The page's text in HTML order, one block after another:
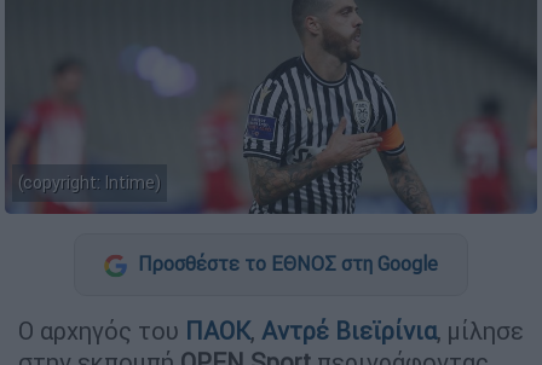
(copyright: Intime)
Προσθέστε το ΕΘΝΟΣ στη Google
Ο αρχηγός του ΠΑΟΚ, Αντρέ Βιεϊρίνια, μίλησε